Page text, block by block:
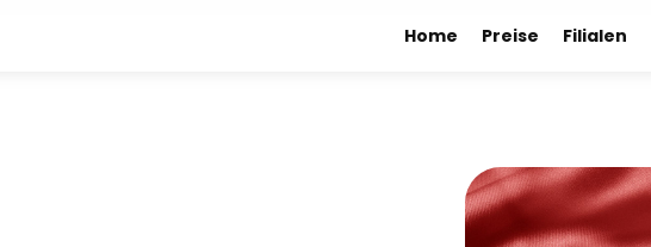
Home Preise Filialen